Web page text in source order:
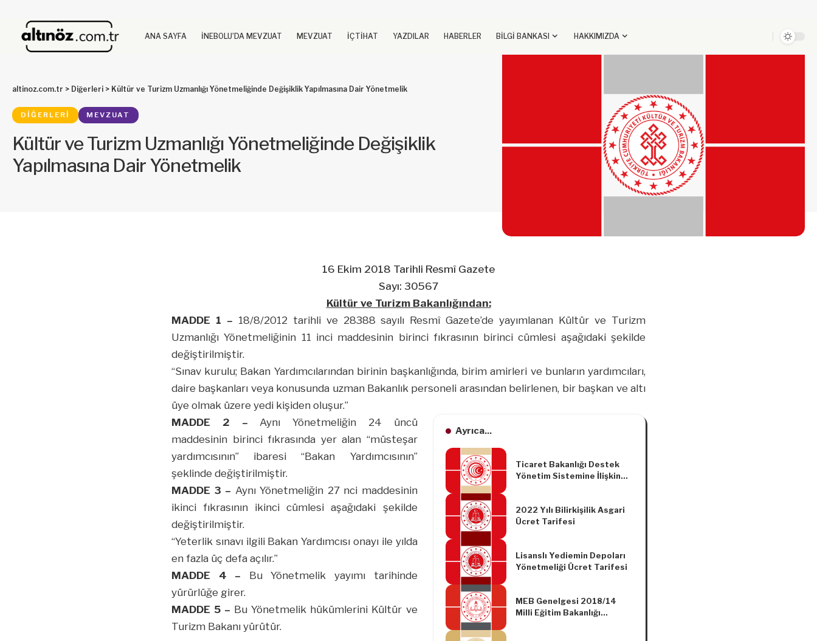
ANA SAYFA İNEBOLU’DA MEVZUAT MEVZUAT İÇTİHAT YAZDILAR HABERLER BİLGİ BANKASI HAKKIMIZDA
altinoz.com.tr > Diğerleri > Kültür ve Turizm Uzmanlığı Yönetmeliğinde Değişiklik Yapılmasına Dair Yönetmelik
DIĞERLERI MEVZUAT
Kültür ve Turizm Uzmanlığı Yönetmeliğinde Değişiklik
Yapılmasına Dair Yönetmelik
16 Ekim 2018 Tarihli Resmî Gazete
Sayı: 30567
Kültür ve Turizm Bakanlığından:
MADDE 1 – 18/8/2012 tarihli ve 28388 sayılı Resmî Gazete’de yayımlanan Kültür ve Turizm
Uzmanlığı Yönetmeliğinin 11 inci maddesinin birinci fıkrasının birinci cümlesi aşağıdaki şekilde
değiştirilmiştir.
“Sınav kurulu; Bakan Yardımcılarından birinin başkanlığında, birim amirleri ve bunların yardımcıları,
daire başkanları veya konusunda uzman Bakanlık personeli arasından belirlenen, bir başkan ve altı
üye olmak üzere yedi kişiden oluşur.”
Ayrıca...
Ticaret Bakanlığı Destek
Yönetim Sistemine İlişkin
2022 Yılı Bilirkişilik Asgari
Ücret Tarifesi
Lisanslı Yediemin Depoları
Yönetmeliği Ücret Tarifesi
MEB Genelgesi 2018/14
Milli Eğitim Bakanlığı
MADDE 2 – Aynı Yönetmeliğin 24 üncü
maddesinin birinci fıkrasında yer alan “müsteşar
yardımcısının” ibaresi “Bakan Yardımcısının”
şeklinde değiştirilmiştir.
MADDE 3 – Aynı Yönetmeliğin 27 nci maddesinin
ikinci fıkrasının ikinci cümlesi aşağıdaki şekilde
değiştirilmiştir.
“Yeterlik sınavı ilgili Bakan Yardımcısı onayı ile yılda
en fazla üç defa açılır.”
MADDE 4 – Bu Yönetmelik yayımı tarihinde
yürürlüğe girer.
MADDE 5 – Bu Yönetmelik hükümlerini Kültür ve
Turizm Bakanı yürütür.